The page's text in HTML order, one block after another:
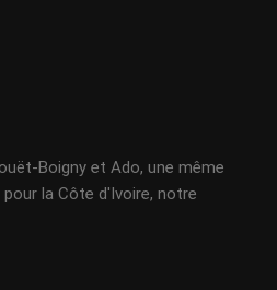
Boigny et Ado, une même
pour la Côte d'Ivoire, notre